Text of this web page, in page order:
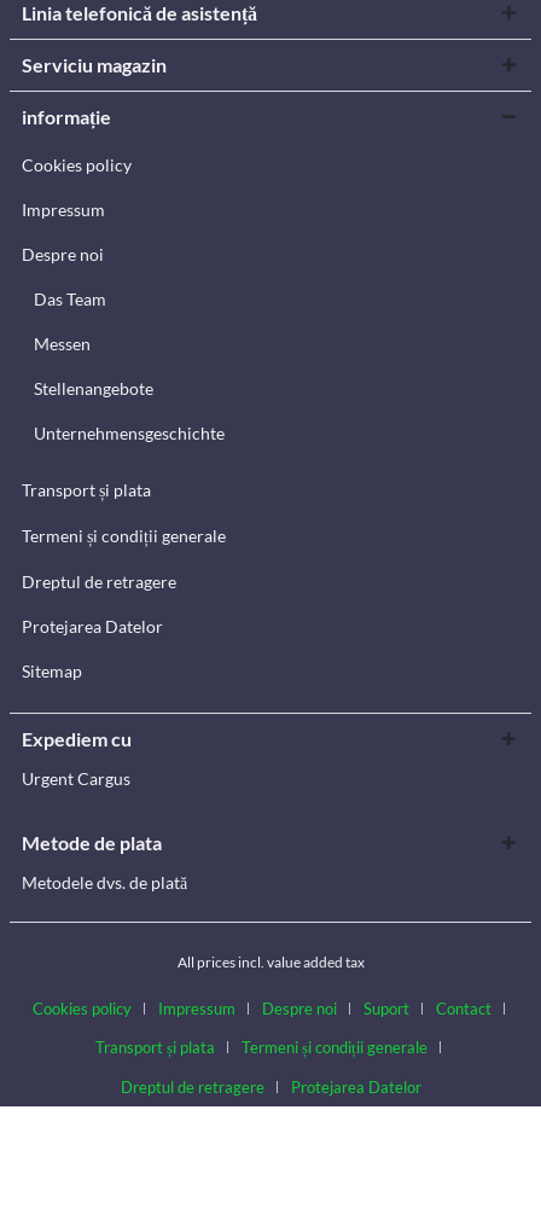
Linia telefonică de asistență
Serviciu magazin
informație
Cookies policy
Impressum
Despre noi
Das Team
Messen
Stellenangebote
Unternehmensgeschichte
Transport și plata
Termeni și condiții generale
Dreptul de retragere
Protejarea Datelor
Sitemap
Expediem cu
Urgent Cargus
Metode de plata
Metodele dvs. de plată
All prices incl. value added tax
Cookies policy Impressum Despre noi Suport
Contact
Transport și plata
Termeni și condiții generale
Dreptul de retragere Protejarea Datelor